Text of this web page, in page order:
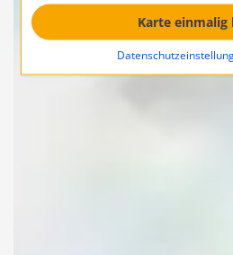
Karte einmalig